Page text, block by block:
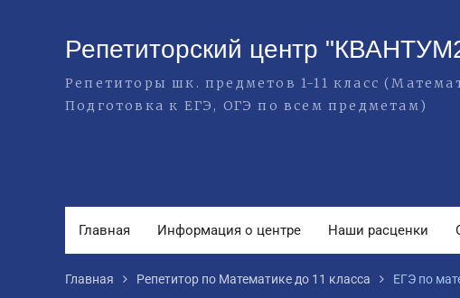
содержимомуРепетиторский центр
Репетиторы шк. предметов 1-11 класс
Подготовка к ЕГЭ, ОГЭ по всем предметам)
Главная Информация о центре Наши расценки
Главная Репетитор по Математике до 11 класса ЕГЭ по